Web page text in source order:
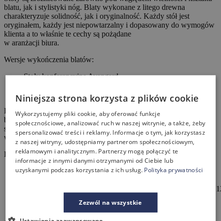
blatu, jak i stylistyki nóg. Blaty wykonane z litego drewna
charakteryzuje solidność, jak i oryginalność. Każdy stół jest
oryginałem, każdy jest niepowtarzalny i dopasowany do wymogów
klienta a to właśnie te cechy są pożądane
w aranżacji biura.
Wersje wykończenia blatów:
Stoły konferencyjne Avangard
Stoły konferencyjne Fold
Drewniane stoły wykonane są z naturalnego surowca, który jest
bardzo wytrzymały i trwały a odpowiednio pielęgnowany będzie
służyć przez długie lata. Ociepla on też pomieszczenie,
wprowadzając do biura czy sali konferencyjnej powiew natury.
Dostępne wymiary:
Długość [mm] od 2000 do 5000
700 / 750 / 800 / 850 / 900 / 950 / 1000 / 1050 / 1100 / 1150 /
Grubość [mm] ok 45
Niniejsza strona korzysta z plików cookie
Wykorzystujemy pliki cookie, aby oferować funkcje
społecznościowe, analizować ruch w naszej witrynie, a także, żeby
spersonalizować treści i reklamy. Informacje o tym, jak korzystasz
z naszej witryny, udostępniamy partnerom społecznościowym,
reklamowym i analitycznym. Partnerzy mogą połączyć te
informacje z innymi danymi otrzymanymi od Ciebie lub
uzyskanymi podczas korzystania z ich usług. Polityka prywatności
Zezwól na wszystkie